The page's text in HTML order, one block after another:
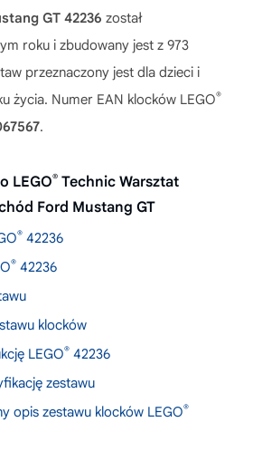
GT 42236 został
roku i zbudowany jest z 973
przeznaczony jest dla dzieci i
życia. Numer EAN klocków LEGO®
.
LEGO® Technic Warsztat
Ford Mustang GT
® 42236
® 42236
klocków
LEGO® 42236
zestawu
opis zestawu klocków LEGO®